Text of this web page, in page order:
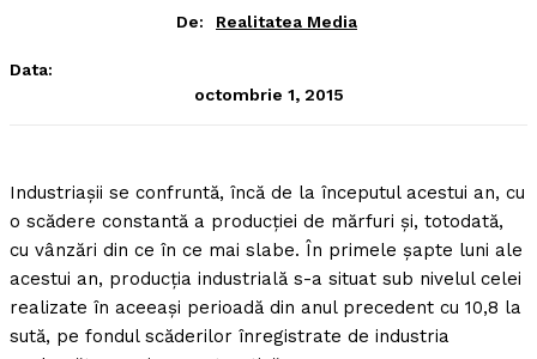
De: Realitatea Media
Data:
octombrie 1, 2015
Industriaşii se confruntă, încă de la începutul acestui an, cu
o scădere constantă a producţiei de mărfuri şi, totodată,
cu vânzări din ce în ce mai slabe. În primele şapte luni ale
acestui an, producţia industrială s-a situat sub nivelul celei
realizate în aceeaşi perioadă din anul precedent cu 10,8 la
sută, pe fondul scăderilor înregistrate de industria